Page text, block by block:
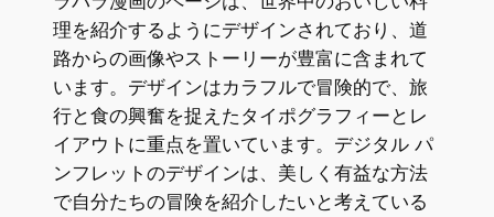
理を紹介するようにデザインされており、道
路からの画像やストーリーが豊富に含まれて
います。デザインはカラフルで冒険的で、旅
行と食の興奮を捉えたタイポグラフィーとレ
イアウトに重点を置いています。デジタル パ
ンフレットのデザインは、美しく有益な方法
で自分たちの冒険を紹介したいと考えている